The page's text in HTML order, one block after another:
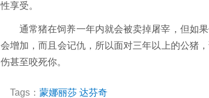
性享受。
通常猪在饲养一年内就会被卖掉屠宰，但如
会增加，而且会记仇，所以面对三年以上的公猪
伤甚至咬死你。
Tags： 蒙娜丽莎 达芬奇